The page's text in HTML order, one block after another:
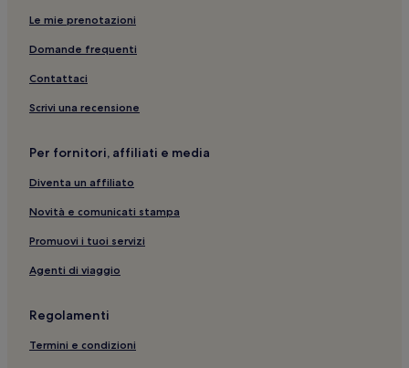
Decumani: Appartamenti
Mercato di Pignasecca: Hotel con animali ammessi nelle
vicinanze
Campania: Hotel con palestra
Napoli: Hotel con piscina
vicinanze
Via Toledo: Hotel con parcheggio nelle vicinanze
Via San Gregorio Armeno: hotel a 3 stelle
Decumani: Hotel con palestra
Via Toledo: Hotel con animali ammessi nelle vicinanze
Mercato di Pignasecca: Guest house
Mercato di Pignasecca: Hotel con parcheggio nelle
Le mie prenotazioni
Domande frequenti
Contattaci
Scrivi una recensione
Per fornitori, affiliati e media
Diventa un affiliato
Novità e comunicati stampa
Promuovi i tuoi servizi
Agenti di viaggio
Regolamenti
Termini e condizioni